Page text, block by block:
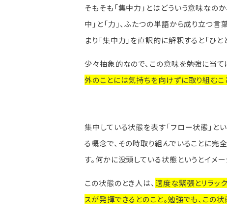
そもそも「集中力」とはどういう意味なのか
中」と「力」、ふたつの単語から成り立つ言
まり「集中力」を直訳的に解釈すると「ひ
少々抽象的なので、この意味を勉強に当て
外のことには気持ちを向けずに取り組むこ
集中している状態を表す「フロー状態」と
る概念で、その時取り組んでいることに
す。何かに没頭している状態というとイメ
この状態のとき人は、 適度な緊張とリラッ
スが発揮できるとのこと。勉強でも、この